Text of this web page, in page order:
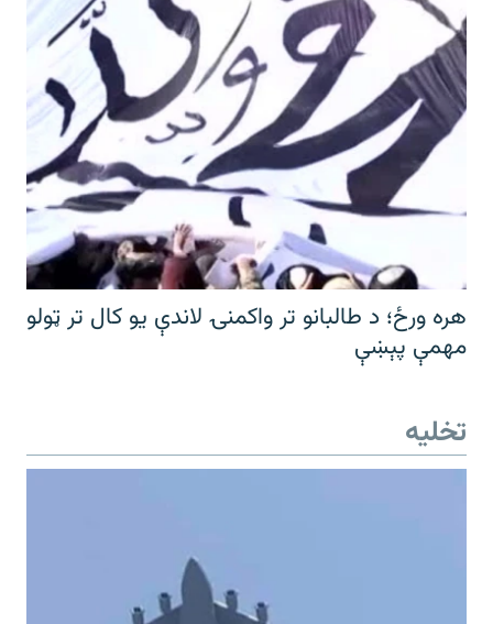
هره ورځ؛ د طالبانو تر واکمنۍ لاندې یو کال تر ټولو
مهمې پېښې
تخلیه